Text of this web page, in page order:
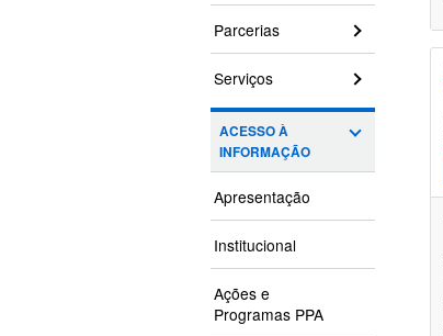
Parcerias
Serviços
ACESSO À
INFORMAÇÃO
Apresentação
Institucional
Ações e
Programas PPA